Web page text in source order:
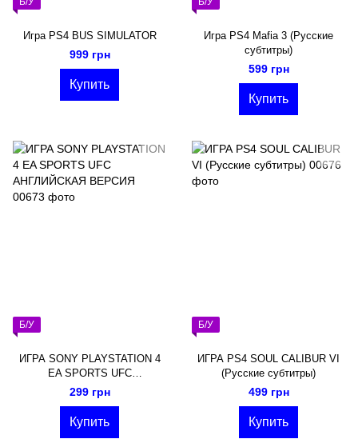
Игра PS4 BUS SIMULATOR
999 грн
Купить
Игра PS4 Mafia 3 (Русские
субтитры)
599 грн
Купить
Б/У
ИГРА SONY PLAYSTATION 4
EA SPORTS UFC
АНГЛИЙСКАЯ ВЕРСИЯ
299 грн
Купить
Б/У
ИГРА PS4 SOUL CALIBUR VI
(Русские субтитры)
499 грн
Купить